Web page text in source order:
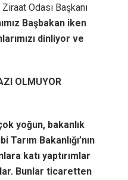
Odası Başkanı
Başbakan iken
dinliyor ve
OLMUYOR
yoğun, bakanlık
Bakanlığı’nın
katı yaptırımlar
Bunlar ticaretten